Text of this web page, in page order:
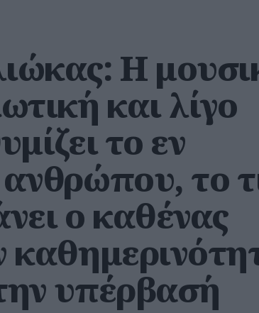
Η
και λίγο
το εν
το
ο καθένας
υπέρβασή